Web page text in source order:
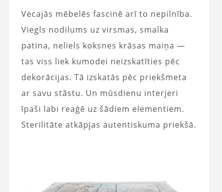
Vecajās mēbelēs fascinē arī to nepilnība.
Viegls nodilums uz virsmas, smalka
patina, neliels koksnes krāsas maiņa —
tas viss liek kumodei neizskatīties pēc
dekorācijas. Tā izskatās pēc priekšmeta
ar savu stāstu. Un mūsdienu interjeri
īpaši labi reaģē uz šādiem elementiem.
Sterilitāte atkāpjas autentiskuma priekšā.